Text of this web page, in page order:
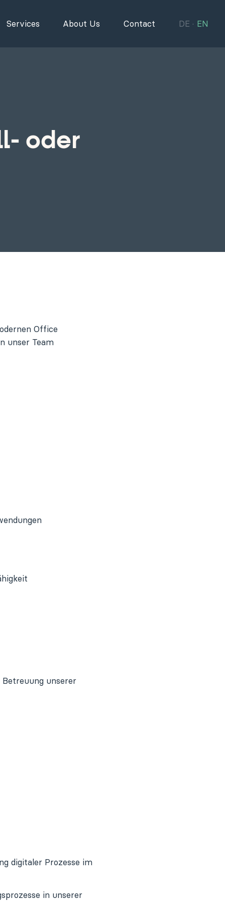
Services About Us Contact DE EN
oder
Office
unser Team
Betreuung unserer
digitaler Prozesse im
in unserer